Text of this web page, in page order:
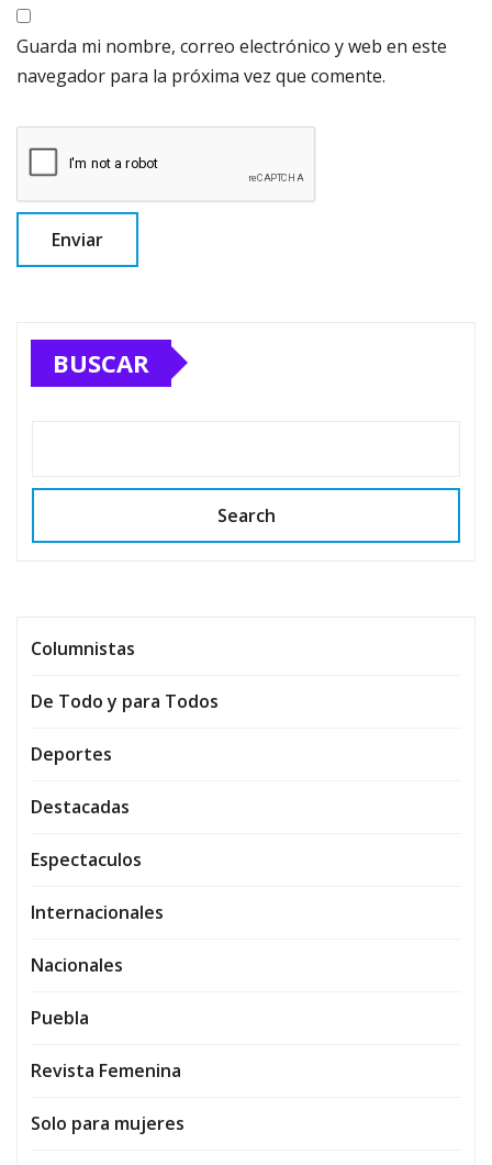
Guarda mi nombre, correo electrónico y web en este
navegador para la próxima vez que comente.
BUSCAR
Search
Columnistas
De Todo y para Todos
Deportes
Destacadas
Espectaculos
Internacionales
Nacionales
Puebla
Revista Femenina
Solo para mujeres